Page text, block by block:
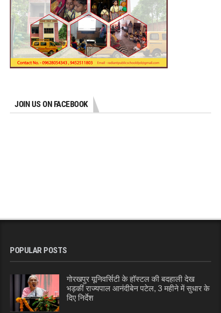
JOIN US ON FACEBOOK
POPULAR POSTS
गोरखपुर यूनिवर्सिटी के हॉस्टल की बदहाली देख
भड़कीं राज्यपाल आनंदीबेन पटेल, 3 महीने में सुधार के
दिए निर्देश